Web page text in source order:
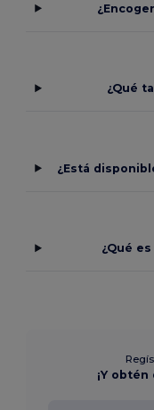
¿Qué
¿Está
¿Qué
¡Y